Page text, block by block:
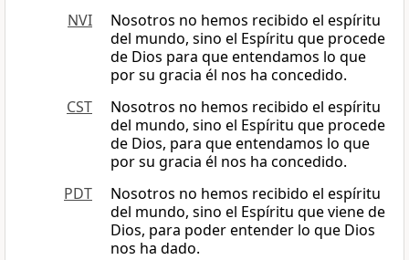
NVI
Nosotros no hemos recibido el espíritu
del mundo, sino el Espíritu que procede
de Dios para que entendamos lo que
por su gracia él nos ha concedido.
CST
Nosotros no hemos recibido el espíritu
del mundo, sino el Espíritu que procede
de Dios, para que entendamos lo que
por su gracia él nos ha concedido.
PDT
Nosotros no hemos recibido el espíritu
del mundo, sino el Espíritu que viene de
Dios, para poder entender lo que Dios
nos ha dado.